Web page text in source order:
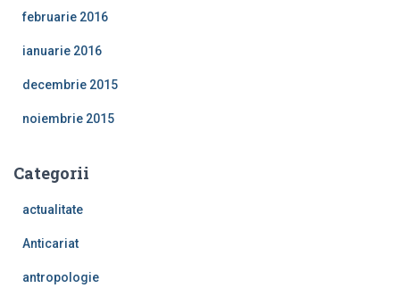
februarie 2016
ianuarie 2016
decembrie 2015
noiembrie 2015
Categorii
actualitate
Anticariat
antropologie